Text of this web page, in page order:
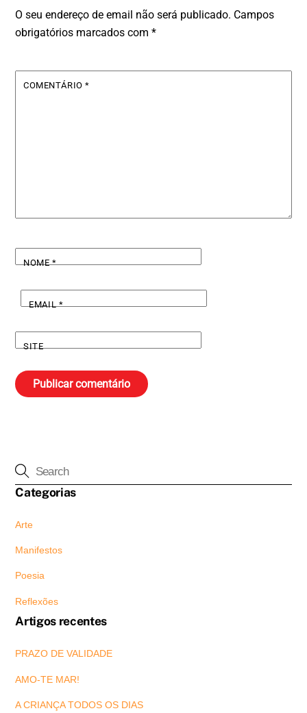
O seu endereço de email não será publicado. Campos
obrigatórios marcados com*
COMENTÁRIO*
NOME*
EMAIL*
SITE
Categorias
Arte
Manifestos
Poesia
Reflexões
Artigos recentes
PRAZO DE VALIDADE
AMO-TE MAR!
A CRIANÇA TODOS OS DIAS